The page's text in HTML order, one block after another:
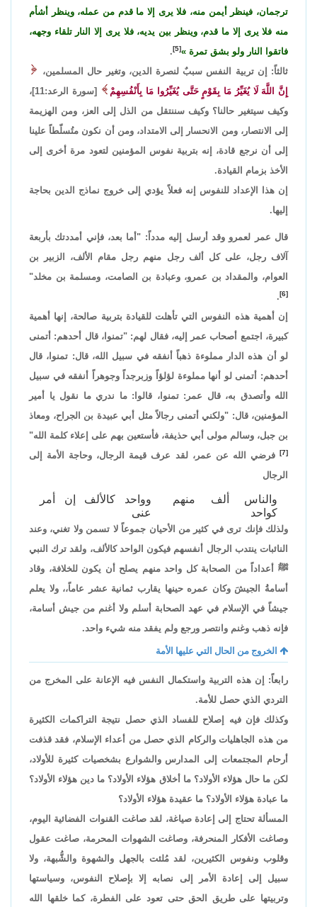
ترجمان، فينظر أيمن منه، فلا يرى إلا ما قدم من عمله، وينظر أشأم
منه فلا يرى إلا ما قدم، وينظر بين يديه، فلا يرى إلا النار تلقاء وجهه،
فاتقوا النار ولو بشق تمرة
[5]
.
ثالثاً: إن تربية النفس سببٌ لنصرة الدين، وتغير حال المسلمين،
إِنَّ اللَّهَ لَا يُغَيِّرُ مَا بِقَوْمٍ حَتَّى يُغَيِّرُوا مَا بِأَنْفُسِهِمْ
[سورة الرعد:11]،
وكيف سيتغير حالنا؟ وكيف سننتقل من الذل إلى العز، ومن الهزيمة
إلى الانتصار، ومن الانحسار إلى الامتداد، ومن أن نكون متُسلّطاً علينا
إلى أن نرجع قادة، إنه بتربية نفوس المؤمنين لتعود مرة أخرى إلى
الأخذ بزمام القيادة.
إن هذا الإعداد للنفوس إنه فعلاً يؤدي إلى خروج نماذج الدين بحاجة
إليها.
قال عمر لعمرو وقد أرسل إليه مدداً: "أما بعد، فإني أمددتك بأربعة
آلاف رجل، على كل ألف رجل منهم رجل مقام الألف، الزبير بن
العوام، والمقداد بن عمرو، وعبادة بن الصامت، ومسلمة بن مخلد"
[6]
.
إن أهمية هذه النفوس التي تأهلت للقيادة بتربية صالحة، إنها أهمية
كبيرة، اجتمع أصحاب عمر إليه، فقال لهم: "تمنوا، قال أحدهم: أتمنى
لو أن هذه الدار مملوءة ذهباً أنفقه في سبيل الله، قال: تمنوا، قال
أحدهم: أتمنى لو أنها مملوءة لؤلؤاً وزبرجداً وجوهراً أنفقه في سبيل
الله وأتصدق به، قال عمر: تمنوا، قالوا: ما ندري ما نقول يا أمير
المؤمنين، قال: "ولكني أتمنى رجالاً مثل أبي عبيدة بن الجراح، ومعاذ
بن جبل، وسالم مولى أبي حذيفة، فأستعين بهم على إعلاء كلمة الله"
[7]
فرضي الله عن عمر، لقد عرف قيمة الرجال، وحاجة الأمة إلى
الرجال
والناس ألف منهم
كواحد
وواحد كالألف إن أمر
عنى
ولذلك فإنك ترى في كثير من الأحيان جموعاً لا تسمن ولا تغني، وعند
النائبات ينتدب الرجال أنفسهم فيكون الواحد كالألف، ولقد ترك النبي
ﷺ أعداداً من الصحابة كل واحد منهم يصلح أن يكون للخلافة، وقاد
أسامةُ الجيشَ وكان عمره حينها يقارب ثمانية عشر عاماً،، ولا يعلم
جيشاً في الإسلام في عهد الصحابة أسلم ولا أغنم من جيش أسامة،
فإنه ذهب وغنم وانتصر ورجع ولم يفقد منه شيء واحد.
الخروج من الحال التي عليها الأمة
رابعاً: إن هذه التربية واستكمال النفس فيه الإعانة على المخرج من
التردي الذي حصل للأمة.
وكذلك فإن فيه إصلاح للفساد الذي حصل نتيجة التراكمات الكثيرة
من هذه الجاهليات والركام الذي حصل من أعداء الإسلام، فقد قذفت
أرحام المجتمعات إلى المدارس والشوارع بشخصيات كثيرة للأولاد،
لكن ما حال هؤلاء الأولاد؟ ما أخلاق هؤلاء الأولاد؟ ما دين هؤلاء الأولاد؟
ما عبادة هؤلاء الأولاد؟ ما عقيدة هؤلاء الأولاد؟
المسألة تحتاج إلى إعادة صياغة، لقد صاغت القنوات الفضائية اليوم،
وصاغت الأفكار المنحرفة، وصاغت الشهوات المحرمة، صاغت عقول
وقلوب ونفوس الكثيرين، لقد مُلئت بالجهل والشهوة والشُّبهة، ولا
سبيل إلى إعادة الأمر إلى نصابه إلا بإصلاح النفوس، وسياستها
وتربيتها على طريق الحق حتى تعود على الفطرة، كما خلقها الله